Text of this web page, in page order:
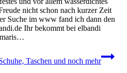
nicht schon nach kurzer Zeit
Suche im www fand ich dann den
Ihr bekommt bei elbandi
Taschen und noch mehr